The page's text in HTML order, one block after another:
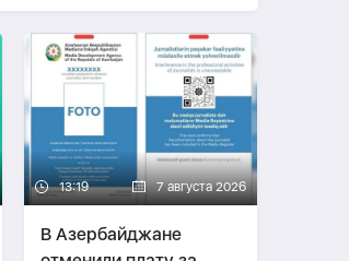
13:19 7 августа 2026
В Азербайджане